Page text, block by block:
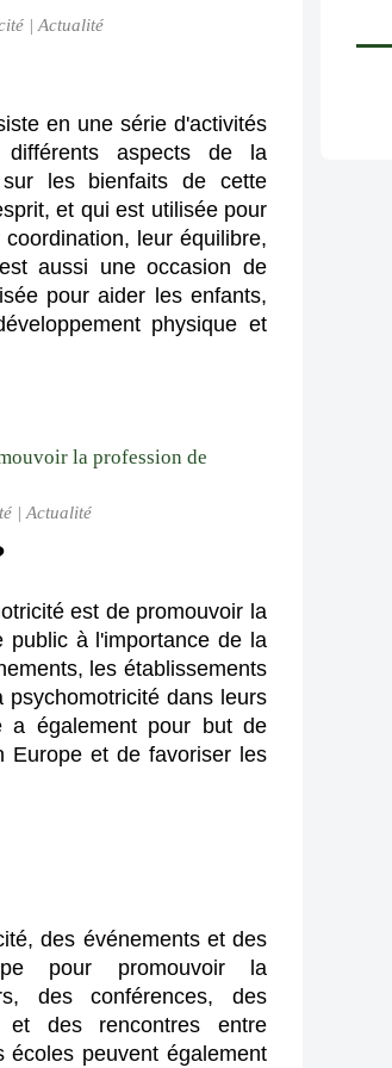
| Actualité
en une série d'activités
aspects de la
les bienfaits de cette
et qui est utilisée pour
leur équilibre,
aussi une occasion de
pour aider les enfants,
physique et
| Actualité
est de promouvoir la
public à l'importance de la
les établissements
dans leurs
a également pour but de
Europe et de favoriser les
des événements et des
pour promouvoir la
des conférences, des
et des rencontres entre
écoles peuvent également